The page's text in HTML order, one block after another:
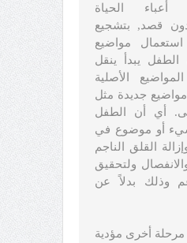
أعباء الحياة
قصد, بتشجيع
مواضيع
يبدأ ينقل
الأصلية
جديدة مثل
أي أن الطفل
أو موضوع في
القلق الناجم
ولتحقيق
وذلك بدلاً عن
مرحلة أخرى مؤدية